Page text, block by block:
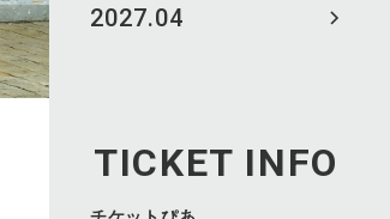
2027.04
TICKET INFO